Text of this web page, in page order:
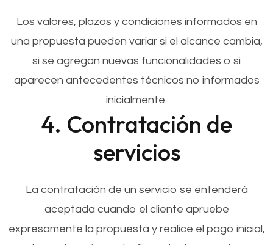
Los valores, plazos y condiciones informados en
una propuesta pueden variar si el alcance cambia,
si se agregan nuevas funcionalidades o si
aparecen antecedentes técnicos no informados
inicialmente.
4. Contratación de
servicios
La contratación de un servicio se entenderá
aceptada cuando el cliente apruebe
expresamente la propuesta y realice el pago inicial,